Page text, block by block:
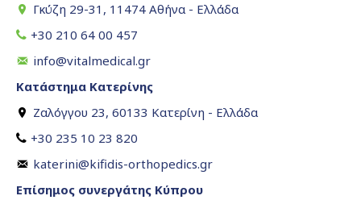
Γκύζη 29-31, 11474 Αθήνα - Ελλάδα
+30 210 64 00 457
info@vitalmedical.gr
Κατάστημα Κατερίνης
Ζαλόγγου 23, 60133 Κατερίνη - Ελλάδα
+30 235 10 23 820
katerini@kifidis-orthopedics.gr
Επίσημος συνεργάτης Κύπρου